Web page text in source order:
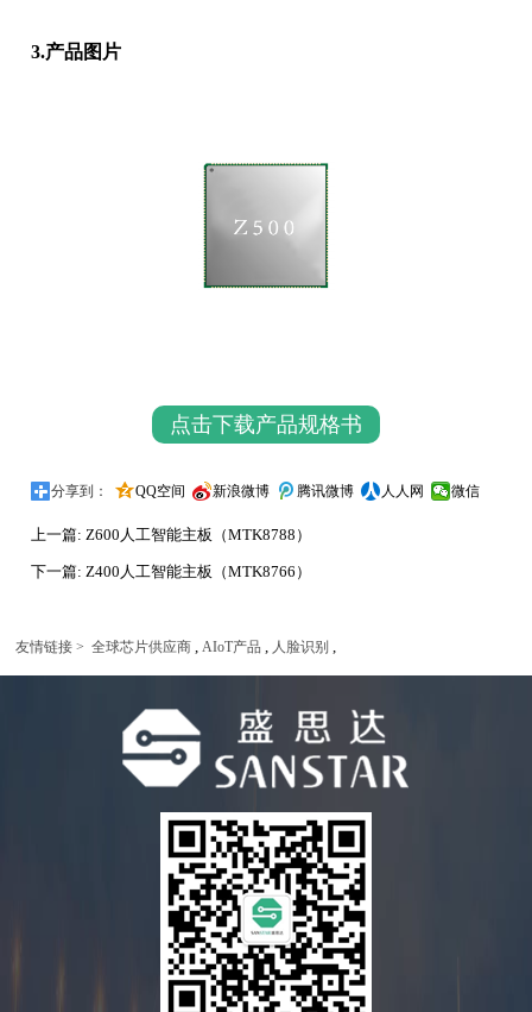
3.产品图片
点击下载产品规格书
分享到： QQ空间 新浪微博 腾讯微博 人人网 微信
上一篇: Z600人工智能主板（MTK8788）
下一篇: Z400人工智能主板（MTK8766）
友情链接 > 全球芯片供应商 , AIoT产品 , 人脸识别 ,